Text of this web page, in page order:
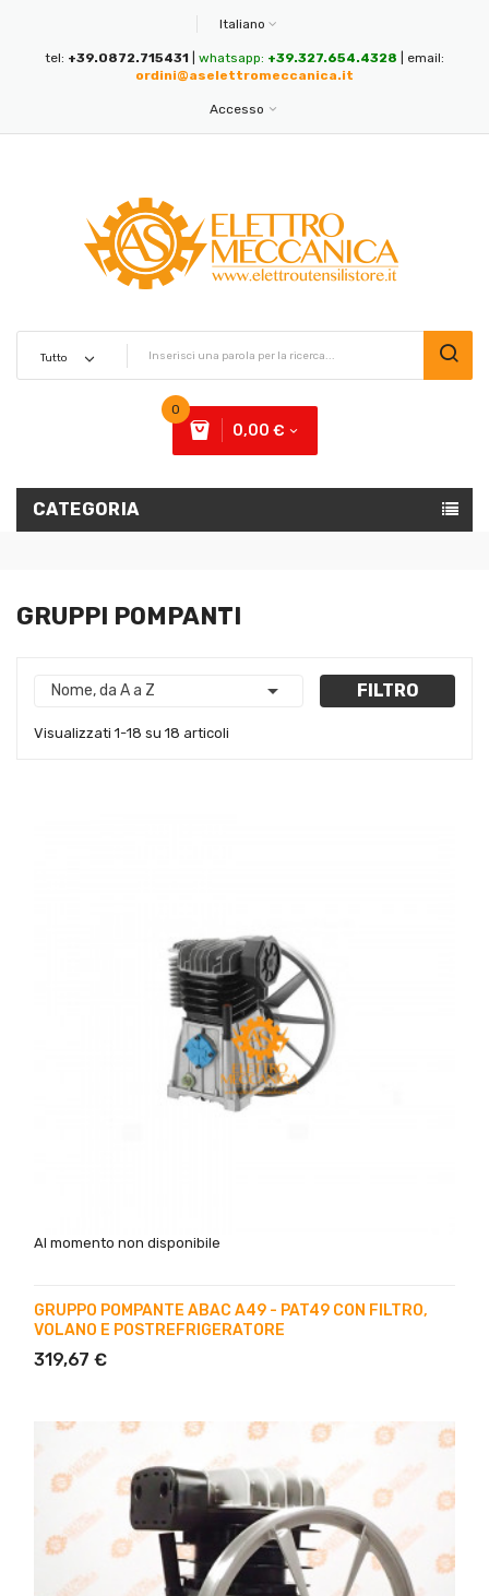
Italiano
tel: +39.0872.715431 whatsapp: +39.327.654.4328 | email:
ordini@aselettromeccanica.it
Accesso
0
0,00 €
CATEGORIA
GRUPPI POMPANTI
Nome, da A a Z  FILTRO
Visualizzati 1-18 su 18 articoli
Al momento non disponibile
GRUPPO POMPANTE ABAC A49 - PAT49 CON FILTRO,
VOLANO E POSTREFRIGERATORE
319,67 €